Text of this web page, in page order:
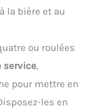
Entretien
: La
pâte de coller
à
se nettoie
secondes
chaude et
au
la bière et au
ou roulées
service,
pour mettre en
les en